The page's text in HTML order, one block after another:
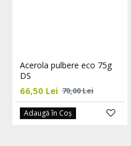
Acerola pulbere eco 75g
DS
66,50 Lei 70,00 Lei
Adaugă în Coş